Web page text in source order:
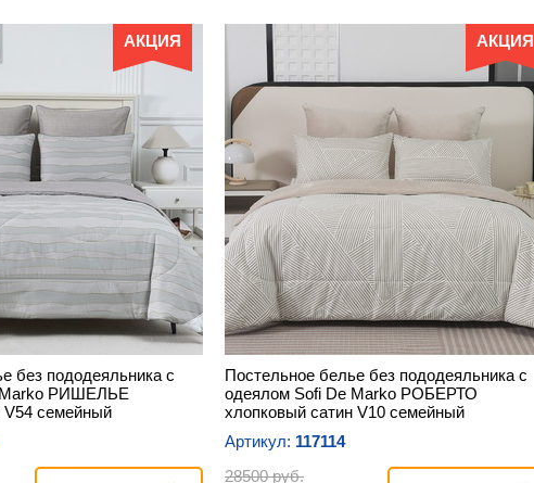
АКЦИЯ
без пододеяльника с
Marko РИШЕЛЬЕ
V54 семейный
АКЦИЯ
Постельное белье без пододеяльника с
одеялом Sofi De Marko РОБЕРТО
хлопковый сатин V10 семейный
Артикул: 117114
28500 руб.